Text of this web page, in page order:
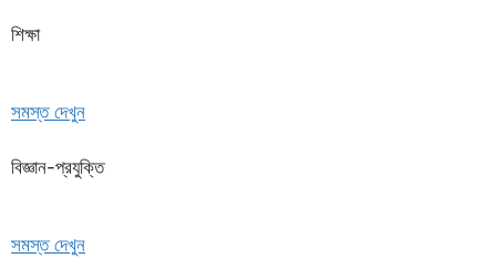
শিক্ষা
সমস্ত দেখুন
বিজ্ঞান-প্রযুক্তি
সমস্ত দেখুন